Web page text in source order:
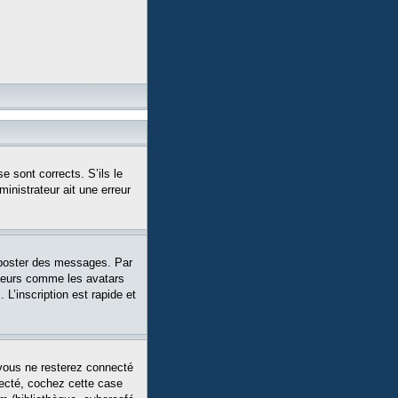
sont corrects. S’ils le
ait une erreur
des messages. Par
comme les avatars
L’inscription est rapide et
ne resterez connecté
cochez cette case